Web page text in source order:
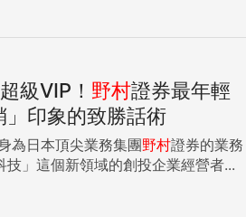
級VIP！ 野村證券最年輕
印象的致勝話術
菜鳥到頂尖的業務學 身為日本頂尖業務集團野村證券的業務
技」這個新領域的創投企業經營者...